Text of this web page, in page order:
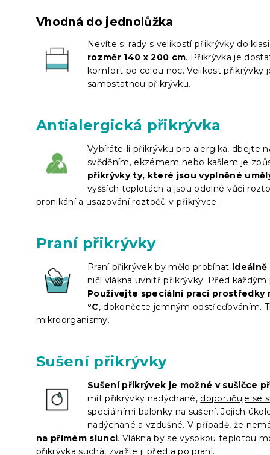
Vhodná do jednolůžka
Nevíte si rady s velikostí přikrývky do
rozměr 140 x 200 cm. Přikrývka je
komfort po celou noc. Velikost přikrývky
samostatnou přikrývku.
Antialergická přikrývka
Vybíráte-li přikrývku pro alergika, dbejte
svěděním, ekzémem nebo kašlem je
přikrývky ty, které jsou vyplněné
vyšších teplotách a jsou odolné vůči
pronikání a usazování roztočů v přikrývce.
Praní přikrývky
Praní přikrývek by mělo probíhat ideálně
ničí vlákna uvnitř přikrývky. Před
Používejte speciální prací
°C, dokončete jemným odstřeďováním.
mikroorganismy.
Sušení přikrývky
Sušení přikrývek je možné v sušičce
mít přikrývky nadýchané, doporučuje se
speciálními balonky na sušení. Jejich
nadýchané a vzdušné. V případě, že
na přímém slunci. Vlákna by se vysokou teplotou
přikrývka suchá, zvažte ji před a po praní.